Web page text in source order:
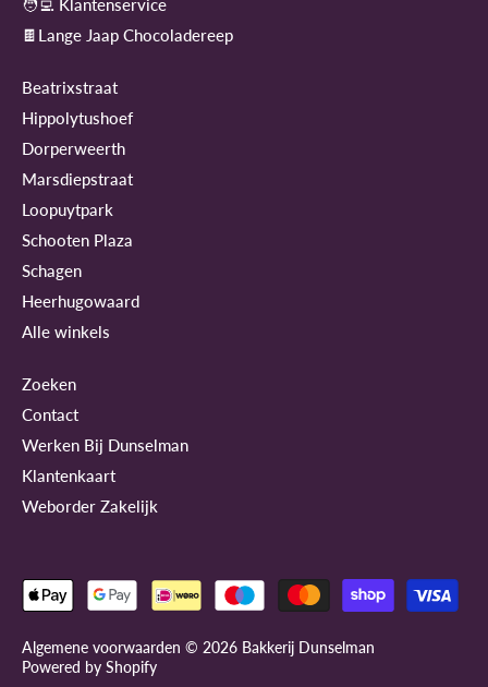
🧑‍💻 Klantenservice
🍫Lange Jaap Chocoladereep
Beatrixstraat
Hippolytushoef
Dorperweerth
Marsdiepstraat
Loopuytpark
Schooten Plaza
Schagen
Heerhugowaard
Alle winkels
Zoeken
Contact
Werken Bij Dunselman
Klantenkaart
Weborder Zakelijk
Algemene voorwaarden © 2026 Bakkerij Dunselman
Powered by Shopify